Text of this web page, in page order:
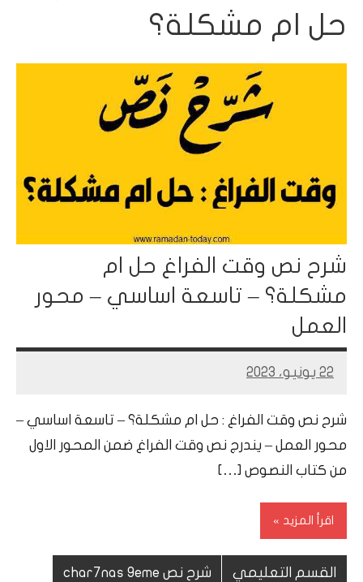
حل ام مشكلة؟
شرح نص وقت الفراغ حل ام
مشكلة؟ – تاسعة اساسي – محور
العمل
22 يونيو، 2023
Mohamed
شرح نص وقت الفراغ : حل ام مشكلة؟ – تاسعة اساسي –
محور العمل – يندرج نص وقت الفراغ ضمن المحور الاول
من كتاب النصوص […]
اقرأ المزيد
القسم التعليمي شرح نص char7nas 9eme